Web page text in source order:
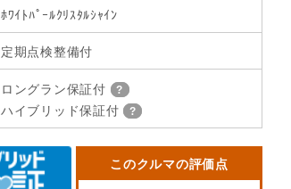
ﾎﾜｲﾄﾊﾟｰﾙｸﾘｽﾀﾙｼｬｲﾝ
定期点検整備付
ロングラン保証付
ハイブリッド保証付
このクルマの評価点